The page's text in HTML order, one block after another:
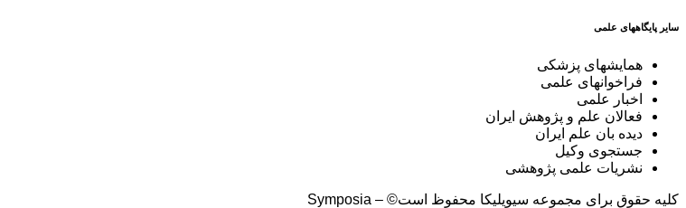
سایر پایگاههای علمی
همایشهای پزشکی
فراخوانهای علمی
اخبار علمی
فعالان علم و پژوهش ایران
دیده بان علم ایران
جستجوی وکیل
نشریات علمی پژوهشی
کلیه حقوق برای مجموعه سیویلیکا محفوظ است© – Symposia